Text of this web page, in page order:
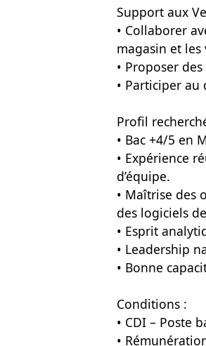
Support aux
• Collaborer
magasin et
• Proposer
• Participer
Profil
• Bac +4/5 en
• Expérience
d’équipe.
• Maîtrise des
des logiciels
• Esprit
• Leadership
• Bonne
Conditions :
• CDI – Poste
•